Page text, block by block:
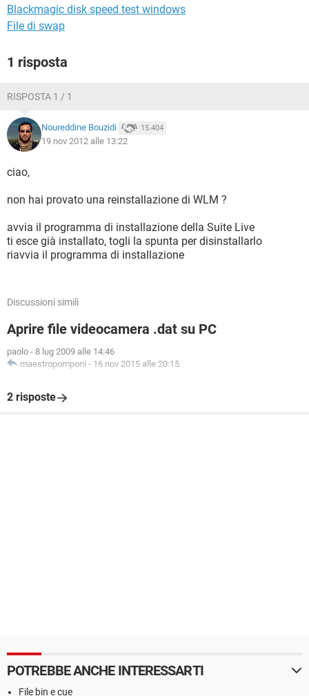
Spero che voi mi possiate aiutare!
Blackmagic disk speed test windows
File di swap
1 risposta
RISPOSTA 1 / 1
Noureddine Bouzidi 15.404
19 nov 2012 alle 13:22
ciao,
non hai provato una reinstallazione di WLM ?
avvia il programma di installazione della Suite Live
ti esce già installato, togli la spunta per disinstallarlo
riavvia il programma di installazione
Discussioni simili
Aprire file videocamera .dat su PC
paolo - 8 lug 2009 alle 14:46
maestropomponi - 16 nov 2015 alle 20:15
2 risposte
POTREBBE ANCHE INTERESSARTI
File bin e cue